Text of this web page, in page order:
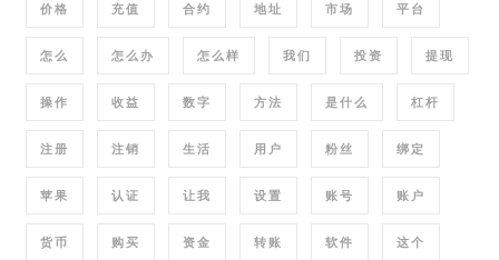
价格 充值 合约 地址 市场 平台
怎么 怎么办 怎么样 我们 投资 提现
操作 收益 数字 方法 是什么 杠杆
注册 注销 生活 用户 粉丝 绑定
苹果 认证 让我 设置 账号 账户
货币 购买 资金 转账 软件 这个